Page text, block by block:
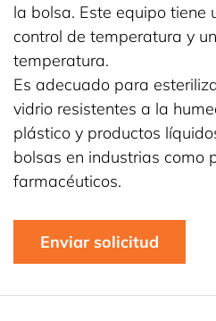
la bolsa. Este equipo tiene
control de temperatura y
temperatura.
Es adecuado para
vidrio resistentes a la
plástico y productos
bolsas en industrias como
farmacéuticos.
Enviar solicitud